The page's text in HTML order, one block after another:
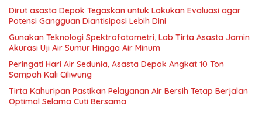
Dirut asasta Depok Tegaskan untuk Lakukan Evaluasi agar
Potensi Gangguan Diantisipasi Lebih Dini
Gunakan Teknologi Spektrofotometri, Lab Tirta Asasta Jamin
Akurasi Uji Air Sumur Hingga Air Minum
Peringati Hari Air Sedunia, Asasta Depok Angkat 10 Ton
Sampah Kali Ciliwung
Tirta Kahuripan Pastikan Pelayanan Air Bersih Tetap Berjalan
Optimal Selama Cuti Bersama